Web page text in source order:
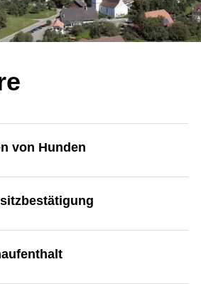
von Hunden